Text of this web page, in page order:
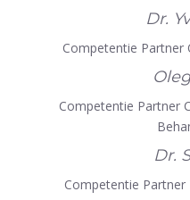
Dr.
Competentie Partner
Competentie Partner
Dr.
Competentie Partner